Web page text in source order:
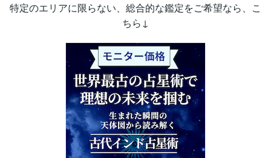
特定のエリアに限らない、総合的な鑑定をご希望なら、こ
ちら↓